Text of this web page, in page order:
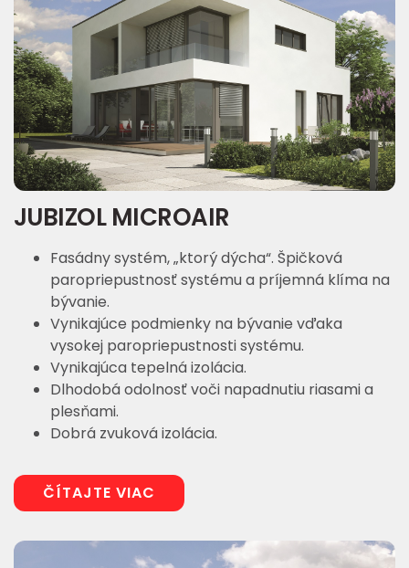
JUBIZOL MICROAIR
Fasádny systém, „ktorý dýcha“. Špičková
paropriepustnosť systému a príjemná klíma na
bývanie.
Vynikajúce podmienky na bývanie vďaka
vysokej paropriepustnosti systému.
Vynikajúca tepelná izolácia.
Dlhodobá odolnosť voči napadnutiu riasami a
plesňami.
Dobrá zvuková izolácia.
ČÍTAJTE VIAC